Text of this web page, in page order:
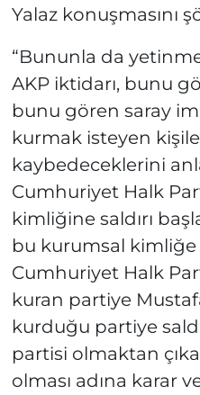
Yalaz konuşmasını
“Bununla da
AKP iktidarı, bunu
bunu gören saray
kurmak isteyen
kaybedeceklerini
Cumhuriyet Halk
kimliğine saldırı
bu kurumsal kimliğe
Cumhuriyet Halk
kuran partiye
kurduğu partiye
partisi olmaktan
olması adına karar